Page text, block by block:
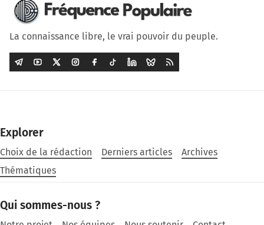
La connaissance libre, le vrai pouvoir du peuple.
Explorer
Choix de la rédaction Derniers articles
Archives
Thématiques
Qui sommes-nous ?